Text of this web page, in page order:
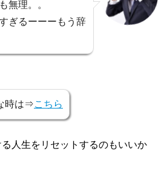
無理。。
ぎるーーーもう辞
時は⇒こちら
人生をリセットするのもいいか